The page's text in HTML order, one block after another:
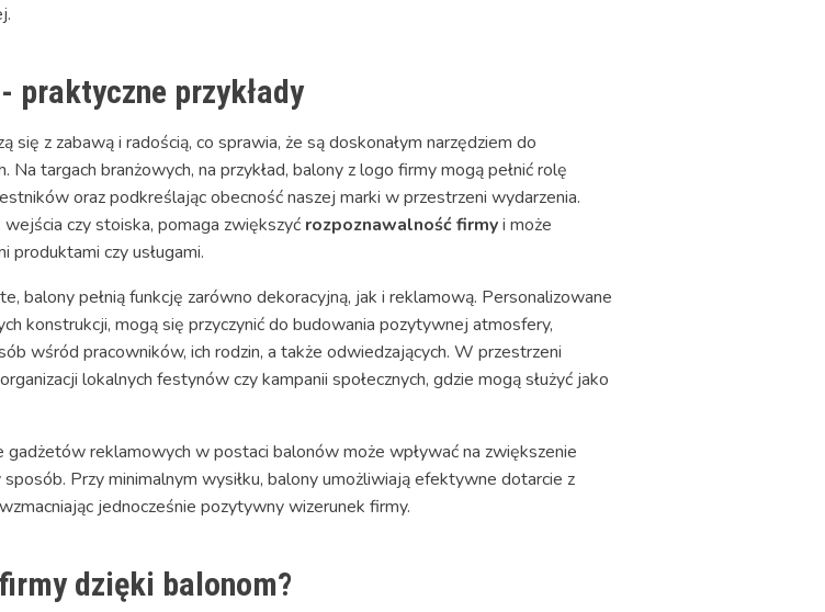
praktyczne przykłady
się z zabawą i radością, co sprawia, że są doskonałym narzędziem do
targach branżowych, na przykład, balony z logo firmy mogą pełnić rolę
oraz podkreślając obecność naszej marki w przestrzeni wydarzenia.
czy stoiska, pomaga zwiększyć rozpoznawalność firmyi może
produktami czy usługami.
balony pełnią funkcję zarówno dekoracyjną, jak i reklamową. Personalizowane
konstrukcji, mogą się przyczynić do budowania pozytywnej atmosfery,
wśród pracowników, ich rodzin, a także odwiedzających. W przestrzeni
lokalnych festynów czy kampanii społecznych, gdzie mogą służyć jako
reklamowych w postaci balonów może wpływać na zwiększenie
Przy minimalnym wysiłku, balony umożliwiają efektywne dotarcie z
jednocześnie pozytywny wizerunek firmy.
dzięki balonom?